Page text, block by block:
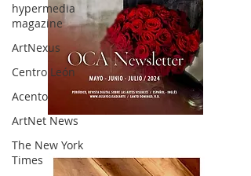
hypermedia
magazine
ArtNexus
Centro León
Acento
ArtNet News
The New York
Times
OCA|News 32/ Mayo-Junio-Julio, 2023